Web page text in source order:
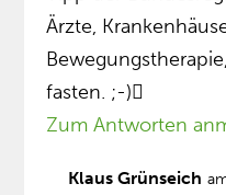
Ärzte,
fasten. ;-)
Zum Antworten
Klaus Grünseich